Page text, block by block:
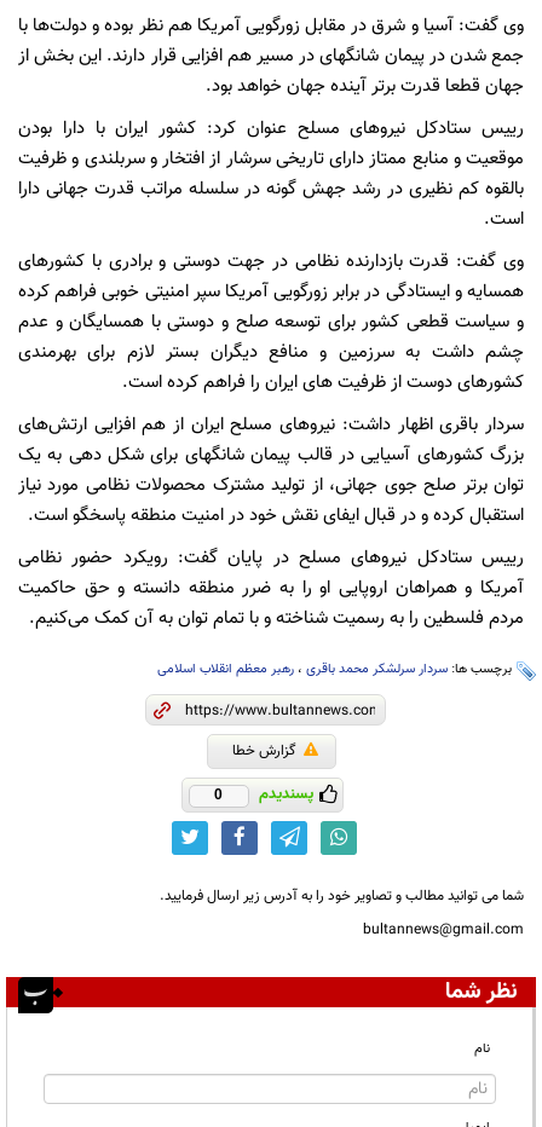
وی گفت: آسیا و شرق در مقابل زورگویی آمریکا هم نظر بوده و دولت‌ها با
جمع شدن در پیمان شانگهای در مسیر هم افزایی قرار دارند. این بخش از
جهان قطعا قدرت برتر آینده جهان خواهد بود.
رییس ستادکل نیروهای مسلح عنوان کرد: کشور ایران با دارا بودن
موقعیت و منابع ممتاز دارای تاریخی سرشار از افتخار و سربلندی و ظرفیت
بالقوه کم نظیری در رشد جهش گونه در سلسله مراتب قدرت جهانی دارا
است.
وی گفت: قدرت بازدارنده نظامی در جهت دوستی و برادری با کشورهای
همسایه و ایستادگی در برابر زورگویی آمریکا سپر امنیتی خوبی فراهم کرده
و سیاست قطعی کشور برای توسعه صلح و دوستی با همسایگان و عدم
چشم داشت به سرزمین و منافع دیگران بستر لازم برای بهرمندی
کشورهای دوست از ظرفیت های ایران را فراهم کرده است.
سردار باقری اظهار داشت: نیروهای مسلح ایران از هم افزایی ارتش‌های
بزرگ کشورهای آسیایی در قالب پیمان شانگهای برای شکل دهی به یک
توان برتر صلح جوی جهانی، از تولید مشترک محصولات نظامی مورد نیاز
استقبال کرده و در قبال ایفای نقش خود در امنیت منطقه پاسخگو است.
رییس ستادکل نیروهای مسلح در پایان گفت: رویکرد حضور نظامی
آمریکا و همراهان اروپایی او را به ضرر منطقه دانسته و حق حاکمیت
مردم فلسطین را به رسمیت شناخته و با تمام توان به آن کمک می‌کنیم.
برچسب ها: سردار سرلشکر محمد باقری ، رهبر معظم انقلاب اسلامی
گزارش خطا
پسندیدم 0
شما می توانید مطالب و تصاویر خود را به آدرس زیر ارسال فرمایید.
bultannews@gmail.com
نظر شما
نام